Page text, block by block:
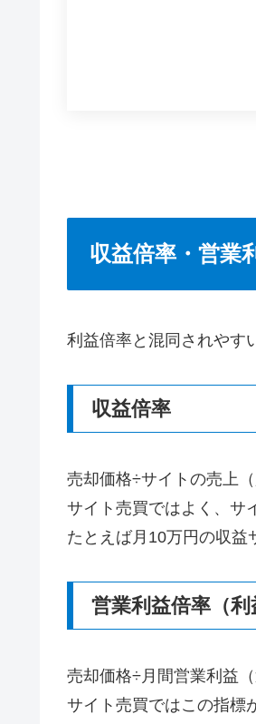
収益倍率・営業
利益倍率と混同されやす
収益倍率
売却価格÷サイトの売上
サイト売買ではよく、サ
たとえば月10万円の収益
営業利益倍率（利
売却価格÷月間営業利益
サイト売買ではこの指標